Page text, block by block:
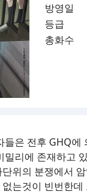
방영일
등급
총화수
은 전후 GHQ에
리에 존재하고
위의 분쟁에서
는것이 빈번한